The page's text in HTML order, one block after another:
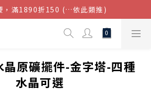
金額滿$1080超取免運
，滿1890折150 (…依此類推)
官方LINE帳號，獲得50元現金券
晶原礦擺件-金字塔-四種
水晶可選